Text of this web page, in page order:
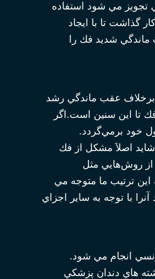
تجويز مي شود استفاده
گذاشت تا با ايجاد
شديد فك را
برخلاف عقب ماندگي رشد
ادامه رشد فك تا اين سنين است.اگر
اصلاَ مشكل از فك
روش‌هايي مثل
اين ترتيب ما متوجه مي
با توجه به ساير اجزاي
انجام مي شود.
هاي دندان پزشكي